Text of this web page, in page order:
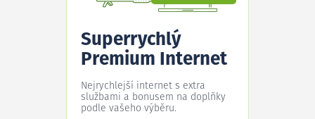
Superrychlý
Premium Internet
Nejrychlejší internet s extra
službami a bonusem na doplňky
podle vašeho výběru.